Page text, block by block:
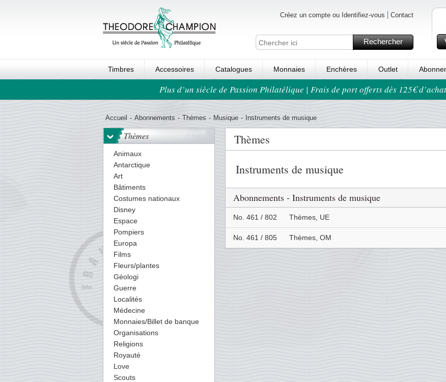
Créez un compte ou Identifiez-vous Contact
Rechercher
Timbres Accessoires Catalogues Monnaies Enchères Outlet
Ordre au panierPlus d’un siècle de Passion Philatélique | Frais de port offerts dès 125€
Accueil - Abonnements - Thèmes - Musique - Instruments de musique
Thèmes
Animaux
Antarctique
Art
Bâtiments
Costumes nationaux
Disney
Espace
Pompiers
Europa
Films
Fleurs/plantes
Géologi
Guerre
Localités
Médecine
Monnaies/Billet de banque
Organisations
Religions
Royauté
Love
Scouts
Thèmes
Instruments de musique
Abonnements - Instruments de musique
No. 461 / 802 Thèmes, UE
No. 461 / 805 Thèmes, OM